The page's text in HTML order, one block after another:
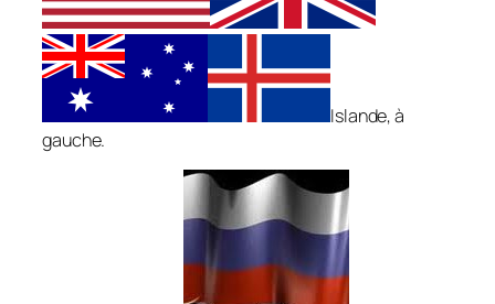
Islande, à
gauche.